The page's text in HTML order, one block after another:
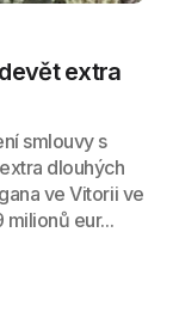
extra
smlouvy s
dlouhých
ve Vitorii ve
milionů eur...